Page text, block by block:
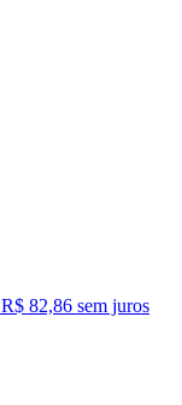
R$ 82,86 sem juros